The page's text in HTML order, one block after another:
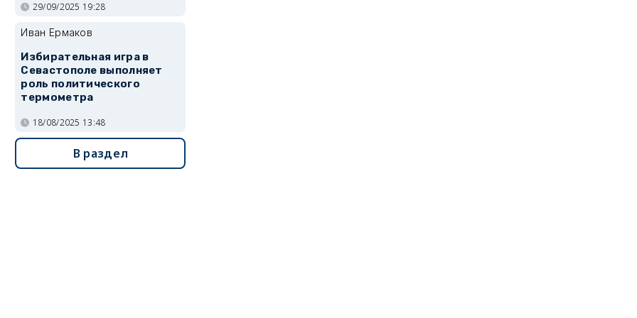
29/09/2025 19:28
Иван Ермаков
Избирательная игра в
Севастополе выполняет
роль политического
термометра
18/08/2025 13:48
В раздел